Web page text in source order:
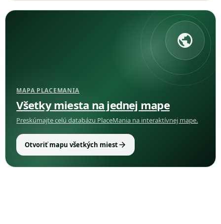
public
MAPA PLACEMANIA
Všetky miesta na jednej mape
Preskúmajte celú databázu PlaceMania na interaktívnej mape.
Otvoriť mapu všetkých miestarrow_forward